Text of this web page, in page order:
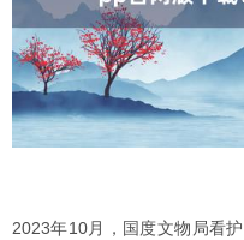
2023年10月，国度文物局看